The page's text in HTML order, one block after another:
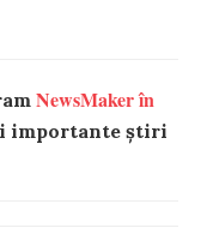
NewsMaker în
importante știri